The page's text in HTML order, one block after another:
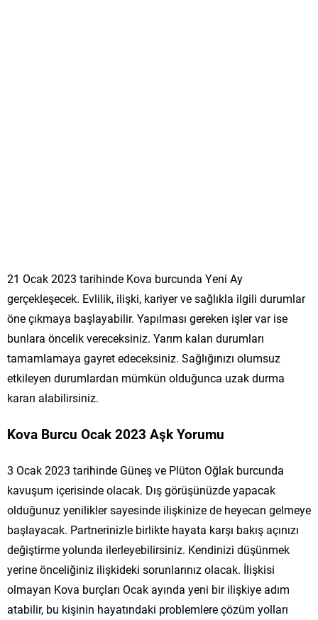
21 Ocak 2023 tarihinde Kova burcunda Yeni Ay
gerçekleşecek. Evlilik, ilişki, kariyer ve sağlıkla ilgili durumlar
öne çıkmaya başlayabilir. Yapılması gereken işler var ise
bunlara öncelik vereceksiniz. Yarım kalan durumları
tamamlamaya gayret edeceksiniz. Sağlığınızı olumsuz
etkileyen durumlardan mümkün olduğunca uzak durma
kararı alabilirsiniz.
Kova Burcu Ocak 2023 Aşk Yorumu
3 Ocak 2023 tarihinde Güneş ve Plüton Oğlak burcunda
kavuşum içerisinde olacak. Dış görüşünüzde yapacak
olduğunuz yenilikler sayesinde ilişkinize de heyecan gelmeye
başlayacak. Partnerinizle birlikte hayata karşı bakış açınızı
değiştirme yolunda ilerleyebilirsiniz. Kendinizi düşünmek
yerine önceliğiniz ilişkideki sorunlarınız olacak. İlişkisi
olmayan Kova burçları Ocak ayında yeni bir ilişkiye adım
atabilir, bu kişinin hayatındaki problemlere çözüm yolları